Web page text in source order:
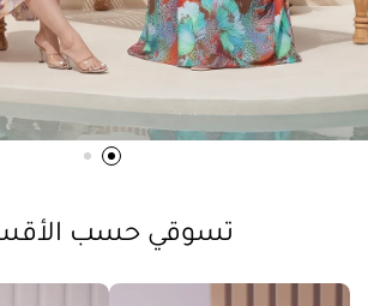
تسوقي حسب